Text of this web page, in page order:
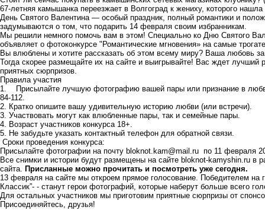
67-летняя камышанка переезжает в Волгоград к жениху, которого нашла
День Святого Валентина — особый праздник, полный романтики и
задумываются о том, что подарить 14 февраля своим избранникам.
Мы решили немного помочь вам в этом! Специально ко Дню Святого
объявляет о фотоконкурсе "Романтические мгновения» на самые
Вы влюблены и хотите рассказать об этом всему миру? Ваша любовь
Тогда скорее размещайте их на сайте и выигрывайте! Вас ждет
приятных сюрпризов.
Правила участия
1. Присылайте лучшую фотографию вашей пары или признание в
84-112.
2. Кратко опишите вашу удивительную историю любви (или встречи).
3. Участвовать могут как влюбленные пары, так и семейные пары.
4. Возраст участников конкурса 18+.
5. Не забудьте указать контактный телефон для обратной связи.
Сроки проведения конкурса:
Присылайте фотографии на почту bloknot.kam@mail.ru по 11 февраля
Все снимки и истории будут размещены на сайте bloknot-kamyshin.ru в
сайта. Присланные можно прочитать и посмотреть уже сегодня.
13 февраля на сайте мы откроем прямое голосование. Победителем
Классик”- - станут герои фотографий, которые наберут больше всего
Для остальных участников мы приготовим приятные сюрпризы от
Присоединяйтесь, друзья!